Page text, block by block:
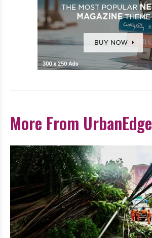
More From UrbanEdge